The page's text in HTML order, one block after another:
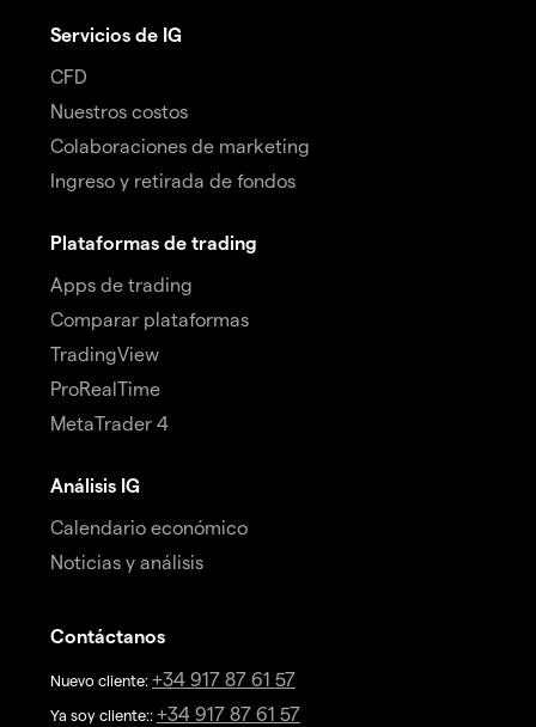
Servicios de IG
CFD
Nuestros costos
Colaboraciones de marketing
Ingreso y retirada de fondos
Plataformas de trading
Apps de trading
Comparar plataformas
TradingView
ProRealTime
MetaTrader 4
Análisis IG
Calendario económico
Noticias y análisis
Contáctanos
Nuevo cliente: +34 917 87 61 57
Ya soy cliente:: +34 917 87 61 57